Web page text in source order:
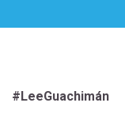
#LeeGuachimán